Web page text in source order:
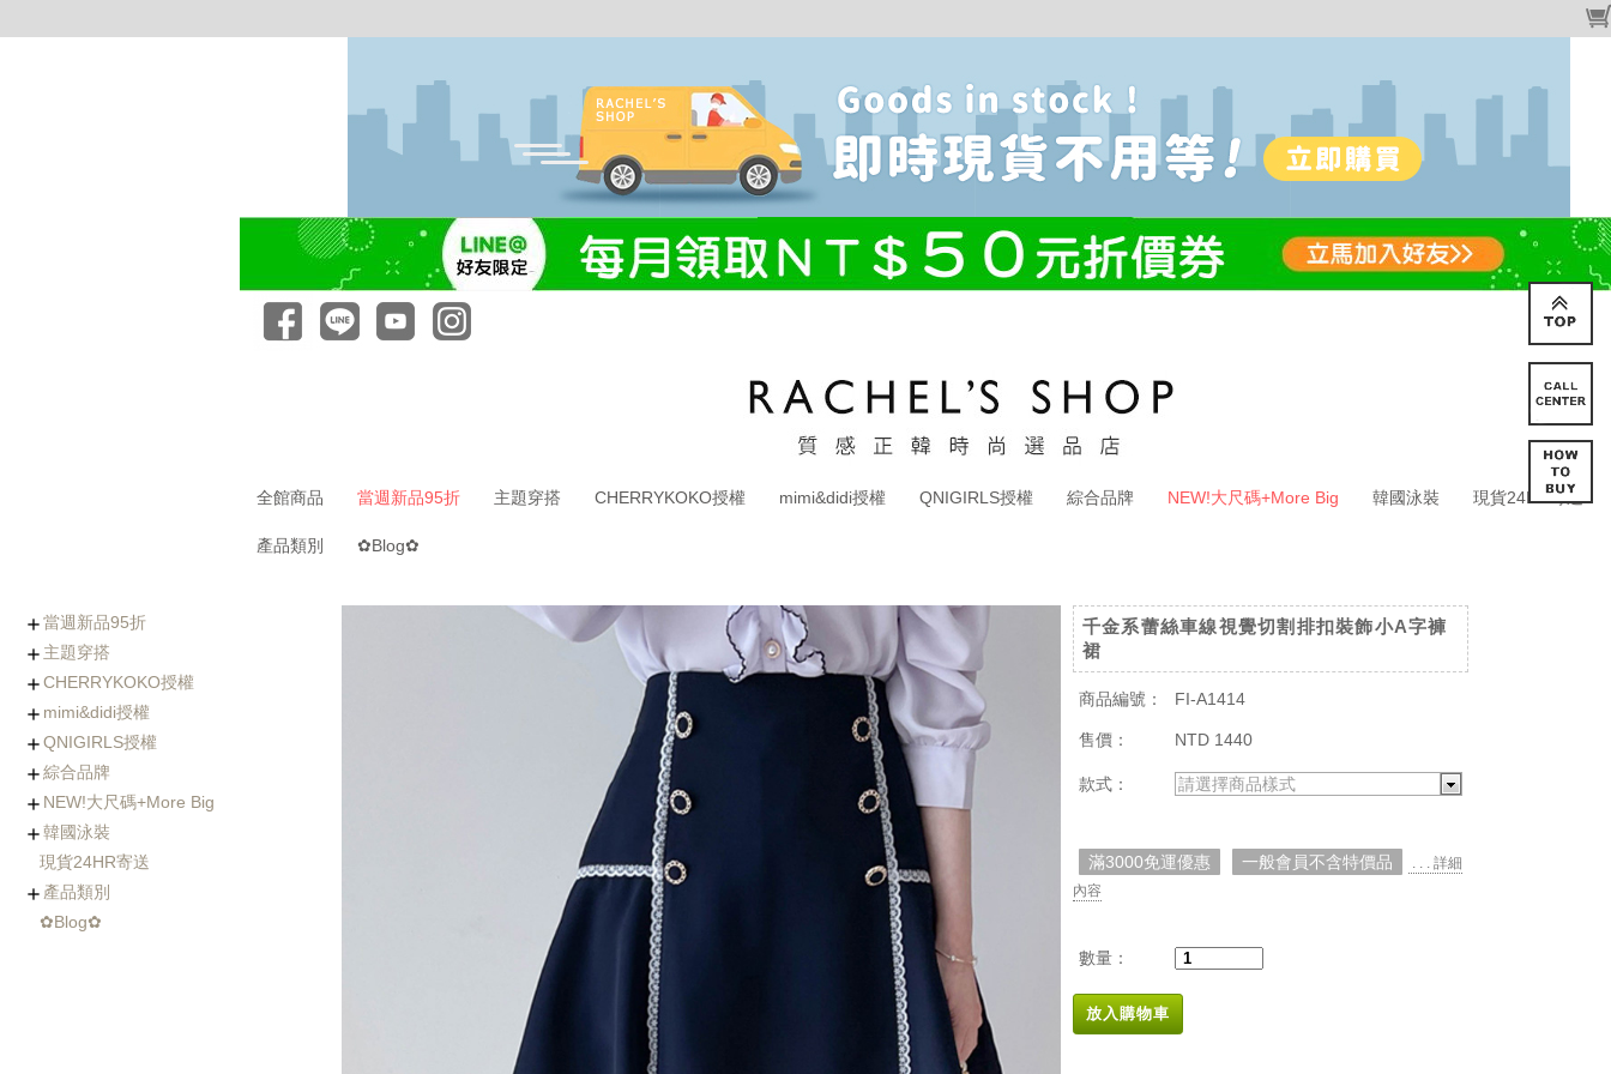
全館商品 當週新品95折 主題穿搭 CHERRYKOKO授權 mimi&didi授權 QNIGIRLS授權 綜合品牌 NEW!大尺碼+More Big 韓國泳裝 現貨24HR寄送
產品類別 ✿Blog✿
當週新品95折
0730-0805新品
(7/30~8/5優惠95折)
0723-0729新品
0716-0722新品
0702-0708新品
主題穿搭
Chic x Slim｜逆天長腿
西裝褲特蒐
化身金秘書｜OL上衣穿
搭特輯
婚禮不失禮｜穿出好人
緣的優雅穿搭
小隻女專屬長褲｜再也
不用改褲長了！
徹底擊中他的心｜約會
穿搭必勝術
穿出時髦與優雅｜時尚
風衣特輯
寒流我不怕｜時髦保暖
外套特蒐
羊毛大衣
手工羊毛大衣
羽絨外套/鋪棉外套
毛衣外套
其它款式外套
海島假期必備｜渡假風
單品一次打包
棉花糖女孩の顯瘦絕招
Basic Wear｜365天天
都好搭！
穿過回不去的褲子
社團人氣款
Rachel's World直播間
名人推薦
人氣部落客Chiao推薦
年代新聞主播著用款
CHERRYKOKO授權
+ Made koko
+ Basic基礎內搭
+ Top上衣類
+ Outer外套類
+ Onepeice洋裝類
+ Skirt裙子類
+ Pants褲子類
+ Jeans單寧類
+ Acc配件類
+ Bag&Shoes包款&鞋
類
+ Summer Look
mimi&didi授權
+ Basic基礎內搭
+ Top上衣類
+ Outer外套類
+ Onepiece洋裝類
+ Skirt裙子類
+ Pants褲子類
+ Jeans單寧類
+ Acc配件類
+ Bag&Shoes包款&鞋
類
+ Homewear家居服飾
+ Summer Look
QNIGIRLS授權
+ QNIMADE
+ 155JEANS
+5cm加長版
+ Basic基礎內搭
+ Top上衣類
+ Outer外套類
+ Onepiece洋裝類
+ Skirt裙子類
+ Pants褲子類
+ Jeans單寧類
+ Acc配件類
+ Bags&Shoes包款&鞋
類
綜合品牌
+ Basic基礎內搭
+ Top上衣類
+ Outer外套類
+ Onepeice洋裝類
+ Skirt裙子類
+ Pants褲子類
+ Jeans單寧類
+ Bag&Shoes包款&鞋
類
+ Acc配件類
+ Summer Look
+ Fitnese Wear +
NEW!大尺碼+More Big
+ Top大尺碼上衣
+ Dress大尺碼洋裝
+ Ouetr大尺碼外套
+ Bottom大尺碼下身
韓國泳裝
連身泳裝
兩件式比基尼
三&四件式比基尼
大尺碼泳衣
防曬衣rash guard
玩水配件
現貨24HR寄送
產品類別
Basic基礎內搭
Top上衣類
Outer外套類
Skirt裙類
Pants褲類
Onepiece洋裝類
Acc配件類
Shoes鞋類
Bag包類
Homewear家居服飾
FitnessWear
✿Blog✿
千金系蕾絲車線視覺切割排扣裝飾小A字褲
裙
商品編號： FI-A1414
售價： NTD 1440
款式： 請選擇商品樣式
滿3000免運優惠 一般會員不含特價品
. . . 詳細
內容
數量：
放入購物車